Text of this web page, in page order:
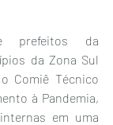
prefeitos da
da Zona Sul
Comiê Técnico
à Pandemia,
em uma